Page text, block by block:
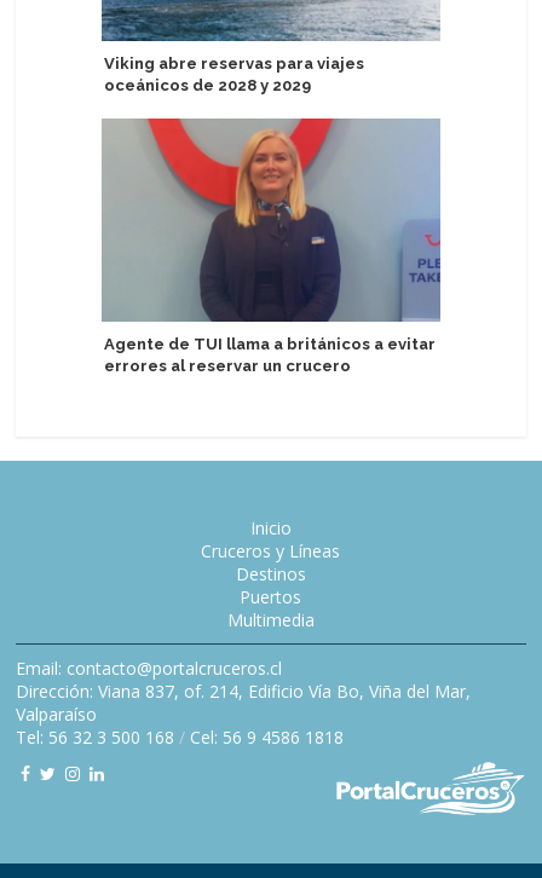
Viking abre reservas para viajes
oceánicos de 2028 y 2029
Agente de TUI llama a británicos a evitar
errores al reservar un crucero
Inicio
Cruceros y Líneas
Destinos
Puertos
Multimedia
Email: contacto@portalcruceros.cl
Dirección: Viana 837, of. 214, Edificio Vía Bo, Viña del Mar,
Valparaíso
Tel: 56 32 3 500 168 / Cel: 56 9 4586 1818